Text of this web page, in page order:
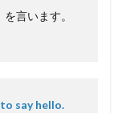
言います。
say hello.